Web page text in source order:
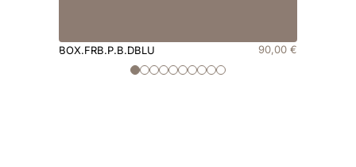
BOX.FRB.P.B.DBLU 90,00 €